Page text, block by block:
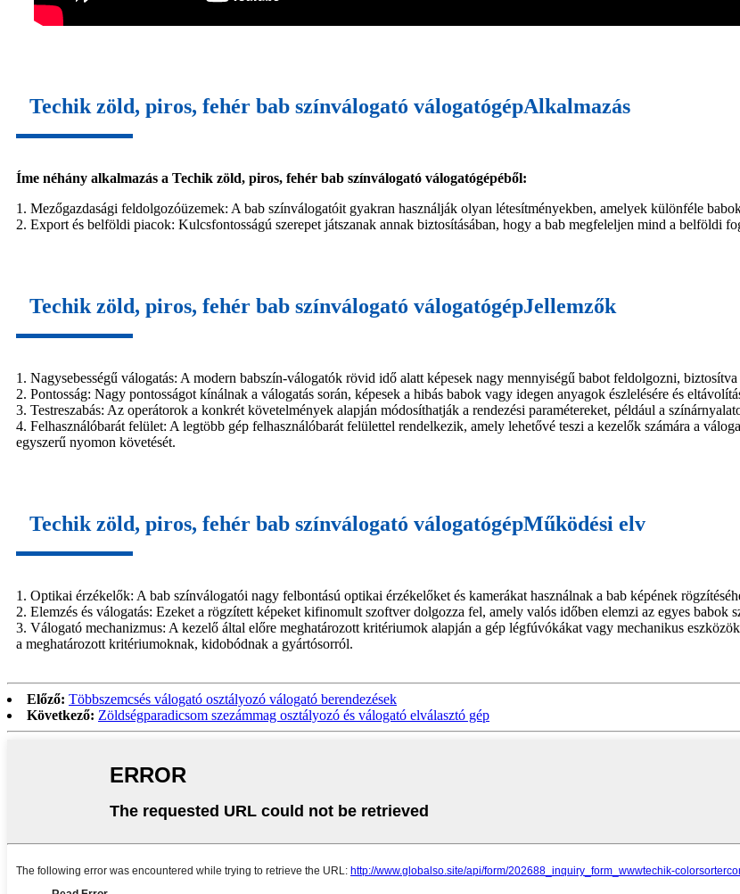
Techik zöld, piros, fehér bab színválogató válogatógépAlkalmazás
Íme néhány alkalmazás a Techik zöld, piros, fehér bab színválogató válogatógépéből:
1. Mezőgazdasági feldolgozóüzemek: A bab színválogatóit gyakran használják olyan létesítményekben, amelyek különféle
2. Export és belföldi piacok: Kulcsfontosságú szerepet játszanak annak biztosításában, hogy a bab megfeleljen mind a belföldi
Techik zöld, piros, fehér bab színválogató válogatógépJellemzők
1. Nagysebességű válogatás: A modern babszín-válogatók rövid idő alatt képesek nagy mennyiségű babot feldolgozni, biztosítva
2. Pontosság: Nagy pontosságot kínálnak a válogatás során, képesek a hibás babok vagy idegen anyagok észlelésére és
3. Testreszabás: Az operátorok a konkrét követelmények alapján módosíthatják a rendezési paramétereket, például a
4. Felhasználóbarát felület: A legtöbb gép felhasználóbarát felülettel rendelkezik, amely lehetővé teszi a kezelők számára a
egyszerű nyomon követését.
Techik zöld, piros, fehér bab színválogató válogatógépMűködési elv
1. Optikai érzékelők: A bab színválogatói nagy felbontású optikai érzékelőket és kamerákat használnak a bab képének
2. Elemzés és válogatás: Ezeket a rögzített képeket kifinomult szoftver dolgozza fel, amely valós időben elemzi az egyes babok
3. Válogató mechanizmus: A kezelő által előre meghatározott kritériumok alapján a gép légfúvókákat vagy mechanikus
a meghatározott kritériumoknak, kidobódnak a gyártósorról.
Előző: Többszemcsés válogató osztályozó válogató berendezések
Következő: Zöldségparadicsom szezámmag osztályozó és válogató elválasztó gép